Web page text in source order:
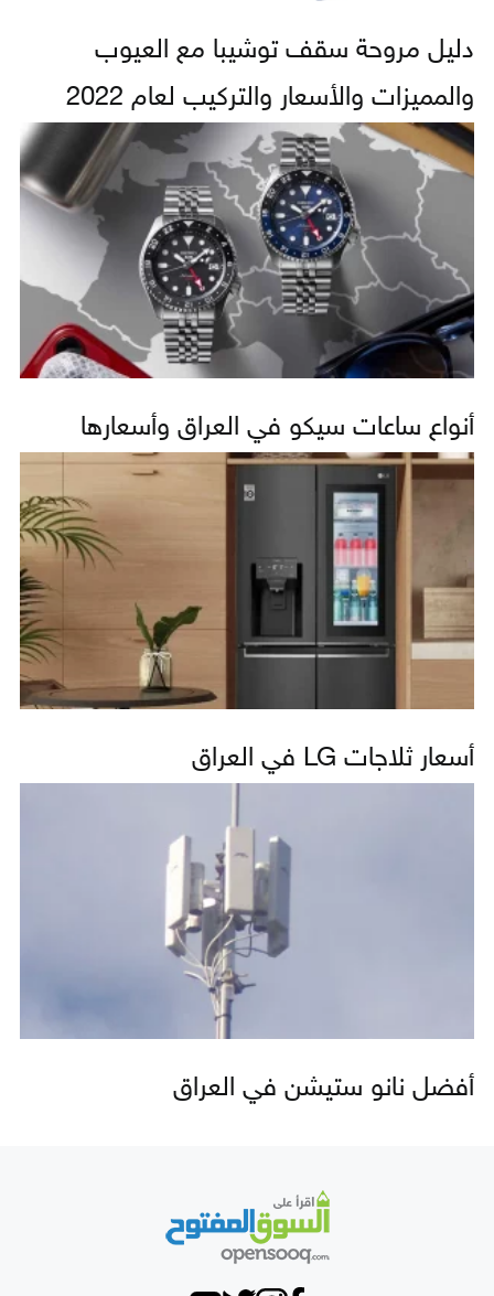
دليل مروحة سقف توشيبا مع العيوب
والمميزات والأسعار والتركيب لعام 2022
أنواع ساعات سيكو في العراق وأسعارها
أسعار ثلاجات LG في العراق
أفضل نانو ستيشن في العراق